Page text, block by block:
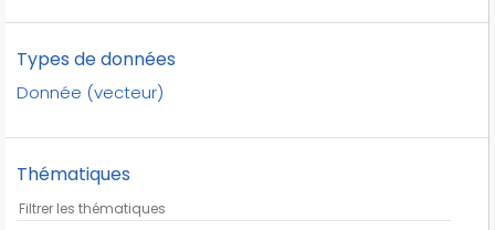
Types de données
Donnée (vecteur)
Thématiques